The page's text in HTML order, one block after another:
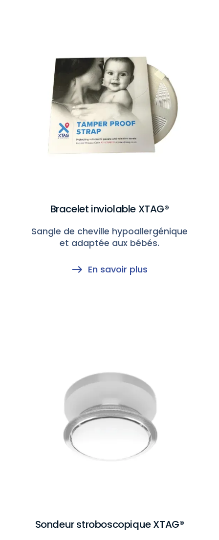
Bracelet inviolable XTAG®
Sangle de cheville hypoallergénique
et adaptée aux bébés.
En savoir plus
Sondeur stroboscopique XTAG®